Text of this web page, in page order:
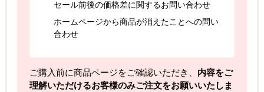
セール前後の価格差に関するお問い合わせ
ホームページから商品が消えたことへの問い
合わせ
ご購入前に商品ページをご確認いただき、 内容をご
理解いただけるお客様のみご注文をお願いいたしま